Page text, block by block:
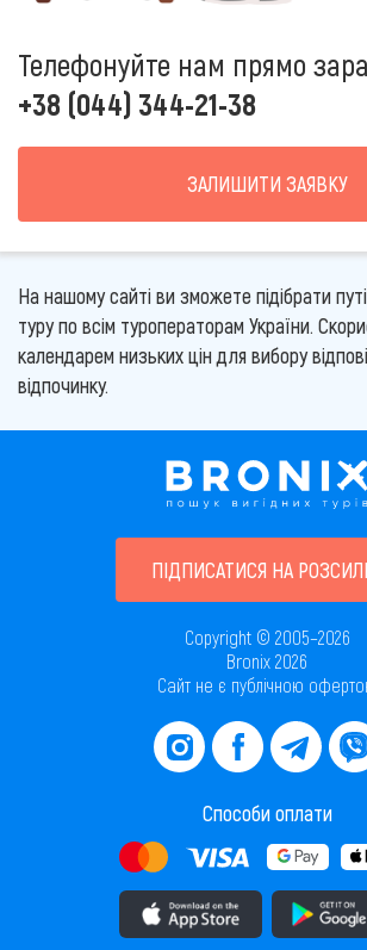
Телефонуйте нам прямо
+38 (044) 344-21-38
ЗАЛИШИТИ ЗАЯВКУ
На нашому сайті ви зможете підібрати
туру по всім туроператорам України.
календарем низьких цін для вибору
відпочинку.
ПІДПИСАТИСЯ НА
Copyright © 2005–2026
Bronix 2026
Сайт не є публічною
Способи оплати
Завантажити додаток в AppStore